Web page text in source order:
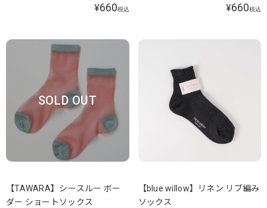
¥660税込 ¥660税込
SOLD OUT
【TAWARA】シースルー ボー
ダー ショートソックス
【blue willow】リネン リブ編み
ソックス